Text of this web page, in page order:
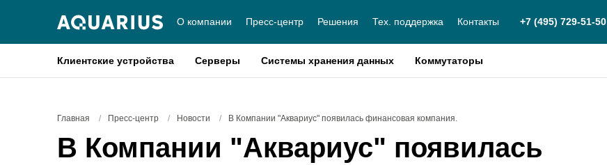
О компании Пресс-центр Решения Тех. поддержка Контакты +7 (495) 729-51-50
Клиентские устройства Серверы Системы хранения данных Коммутаторы
Главная / Пресс-центр / Новости / В Компании "Аквариус" появилась финансовая компания.
В Компании "Аквариус" появилась